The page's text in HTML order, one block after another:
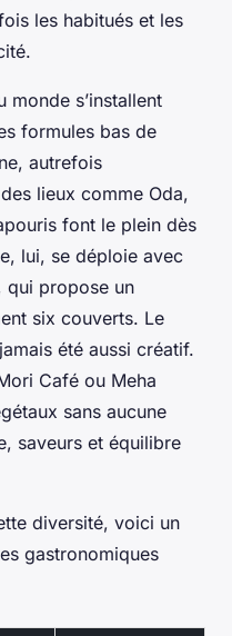
les habitués et les
monde s’installent
formules bas de
autrefois
lieux comme Oda,
font le plein dès
lui, se déploie avec
qui propose un
six couverts. Le
été aussi créatif.
Café ou Meha
sans aucune
saveurs et équilibre
diversité, voici un
gastronomiques